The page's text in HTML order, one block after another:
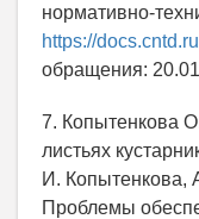
нормативно-
https://
обращения:
7. Копытенкова
листьях
И. Копытенкова,
Проблемы